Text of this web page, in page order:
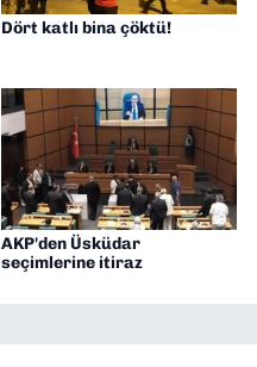
Dört katlı bina çöktü!
AKP'den Üsküdar
seçimlerine itiraz